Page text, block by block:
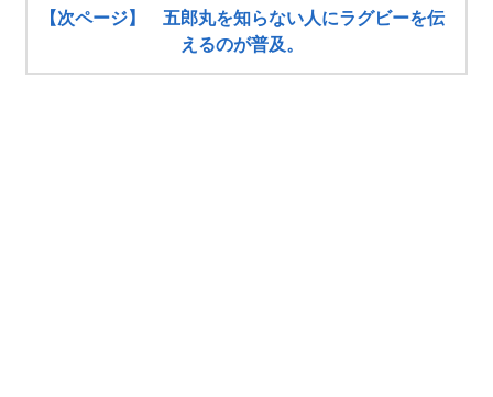
【次ページ】 五郎丸を知らない人にラグビーを伝
えるのが普及。